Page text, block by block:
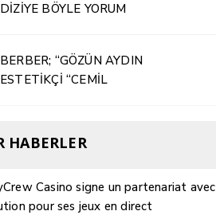
DİZİYE BÖYLE YORUM
BERBER; “GÖZÜN AYDIN
ESTETİKÇİ “CEMİL
HABERLER
Casino signe un partenariat avec
pour ses jeux en direct